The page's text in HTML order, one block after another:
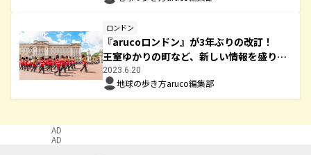
ロンドン
『arucoロンドン』が3年ぶりの改訂！
王室ゆかりの町など、新しい情報を盛り込
んでパワーアップ！！
2023.6.20
地球の歩き方aruco編集部
AD
AD